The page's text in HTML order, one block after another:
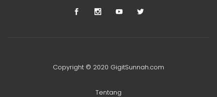
Copyright © 2020 GigitSunnah.com
Tentang